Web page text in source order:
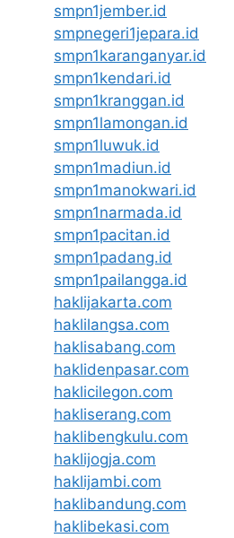
smpn1jember.id
smpnegeri1jepara.id
smpn1karanganyar.id
smpn1kendari.id
smpn1kranggan.id
smpn1lamongan.id
smpn1luwuk.id
smpn1madiun.id
smpn1manokwari.id
smpn1narmada.id
smpn1pacitan.id
smpn1padang.id
smpn1pailangga.id
haklijakarta.com
haklilangsa.com
haklisabang.com
haklidenpasar.com
haklicilegon.com
hakliserang.com
haklibengkulu.com
haklijogja.com
haklijambi.com
haklibandung.com
haklibekasi.com